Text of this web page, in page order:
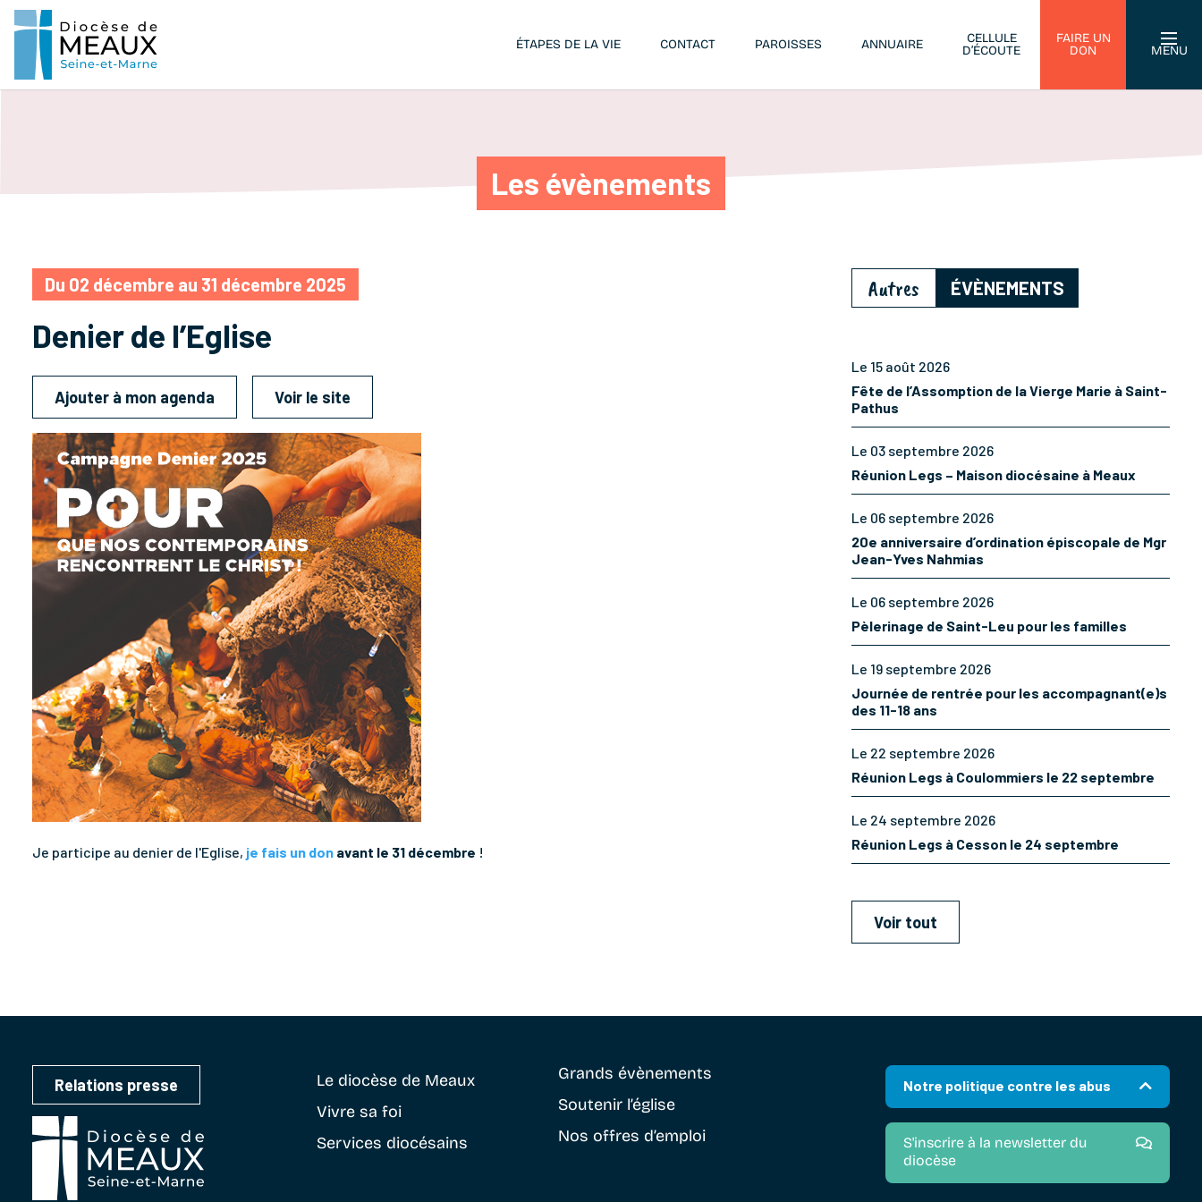
ÉTAPES DE LA VIE CONTACT PAROISSES ANNUAIRE
CELLULE
D’ÉCOUTE
FAIRE UN
DON
MENU
Les évènements
Du 02 décembre au 31 décembre 2025
Denier de l’Eglise
Ajouter à mon agenda Voir le site
Je participe au denier de l'Eglise, je fais un don avant le 31 décembre !
Autres ÉVÈNEMENTS
Le 15 août 2026
Fête de l’Assomption de la Vierge Marie à Saint-
Pathus
Le 03 septembre 2026
Réunion Legs – Maison diocésaine à Meaux
Le 06 septembre 2026
20e anniversaire d’ordination épiscopale de Mgr
Jean-Yves Nahmias
Le 06 septembre 2026
Pèlerinage de Saint-Leu pour les familles
Le 19 septembre 2026
Journée de rentrée pour les accompagnant(e)s
des 11-18 ans
Le 22 septembre 2026
Réunion Legs à Coulommiers le 22 septembre
Le 24 septembre 2026
Réunion Legs à Cesson le 24 septembre
Voir tout
Relations presse Le diocèse de Meaux
Vivre sa foi
Services diocésains
Grands évènements
Soutenir l’église
Nos offres d’emploi
Notre politique contre les abus
S'inscrire à la newsletter du
diocèse